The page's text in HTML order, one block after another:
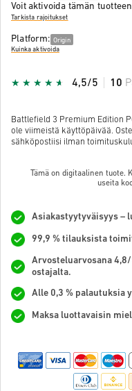
Voit aktivoida tämän
Tarkista rajoitukset
Platform: Origin
Kuinka aktivoida
4,5/5 10
Battlefield 3 Premium Edition
ole viimeistä käyttöpäivää.
sähköpostiisi ilman
Tämä on digitaalinen tuote.
useita
Asiakastyytyväisyys –
99,9 % tilauksista
Arvosteluarvosana
ostajalta.
Alle 0,3 % palautuksia
Maksa luottavaisin